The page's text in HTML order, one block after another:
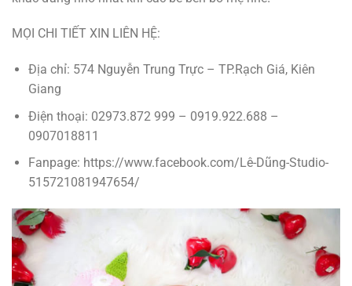
MỌI CHI TIẾT XIN LIÊN HỆ:
Địa chỉ: 574 Nguyễn Trung Trực – TP.Rạch Giá, Kiên
Giang
Điện thoại: 02973.872 999 – 0919.922.688 –
0907018811
Fanpage: https://www.facebook.com/Lê-Dũng-Studio-
515721081947654/